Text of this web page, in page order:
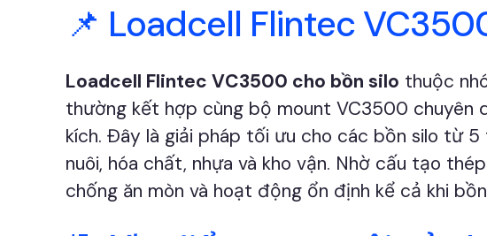
📌 Loadcell Flintec
Loadcell Flintec VC3500 cho bồn silo thuộc
thường kết hợp cùng bộ mount VC3500 chuyên
kích. Đây là giải pháp tối ưu cho các bồn silo từ
nuôi, hóa chất, nhựa và kho vận. Nhờ cấu tạo
chống ăn mòn và hoạt động ổn định kể cả khi